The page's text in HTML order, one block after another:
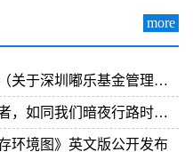
more
基金管理有限公司介绍）-世界视点
看见的星辰——有意义的阅读重构精神维度
环境图》英文版公开发布